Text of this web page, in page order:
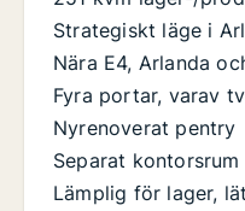
Strategiskt läge i
Nära E4, Arlanda
Fyra portar, varav
Nyrenoverat pentry
Separat kontorsrum
Lämplig för lager,